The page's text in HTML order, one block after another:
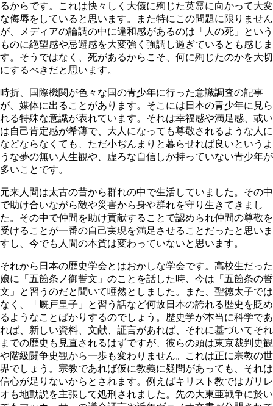
るからです。これは快々しく大儀に殉じた英霊に向かって大変
な侮辱をしていると思います。また特にこの問題に限りません
が、メディアの論調の中に違和感があるのは「人の死」という
ものに絶望感や忌避感を大変強く強調し過ぎているとも感じま
す。そうではなく、死があるからこそ、何に殉じたのかを大切
にするべきだと思います。
時折、国際機関が色々な国の青少年に行った意識調査の記事
が、媒体に出ることがあります。そこには日本の青少年に見ら
れる特殊な意識が表れています。それは幸福感や満足感、或い
は自己肯定感が希薄で、大人になっても尊敬されるような人に
などならなくても、ただ小ぢんまりと暮らせれば良いというよ
うな夢の無い人生観や、虚ろな自信しか持っていない青少年が
多いことです。
元来人間は太古の昔から群れの中で生活していました。その中
で助け合いながら敵や災害から身や群れを守り生きてきまし
た。その中で仲間を助け貢献することで認められ仲間の尊敬を
受けることが一番の自己実現を満足させることだったと思いま
すし、今でも人間の本質は変わっていないと思います。
それから日本の歴史学会とはおかしな学会です。高校生だった
娘に「五箇条ノ御誓文」のことを話した時、今は「五箇条の誓
文」と習うのだと聞いて唖然としました。また、聖徳太子では
なく、「厩戸皇子」と習う話など何故日本の誇れる歴史を貶め
るようなことばかりするのでしょう。歴史学が本当に科学であ
れば、新しい資料、文献、証言があれば、それに基づいてそれ
までの歴史も見直されるはずですが、彼らの頭は東京裁判史観
や階級闘争史観から一歩も変わりません。これは正に宗教の世
界でしょう。宗教であれば仮に教義に疑問があっても、それは
信心が足りないからとされます。例えばキリスト教ではガリレ
オも地動説を主張して処刑されました。先の大東亜戦争に於い